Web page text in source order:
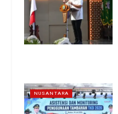
NUSANTARA